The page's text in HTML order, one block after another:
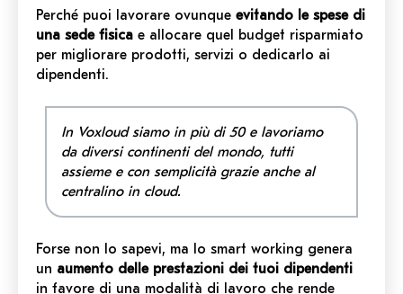
Perché puoi lavorare ovunque evitando le spese di
una sede fisica e allocare quel budget risparmiato
per migliorare prodotti, servizi o dedicarlo ai
dipendenti.
In Voxloud siamo in più di 50 e lavoriamo
da diversi continenti del mondo, tutti
assieme e con semplicità grazie anche al
centralino in cloud.
Forse non lo sapevi, ma lo smart working genera
un aumento delle prestazioni dei tuoi dipendenti
in favore di una modalità di lavoro che rende